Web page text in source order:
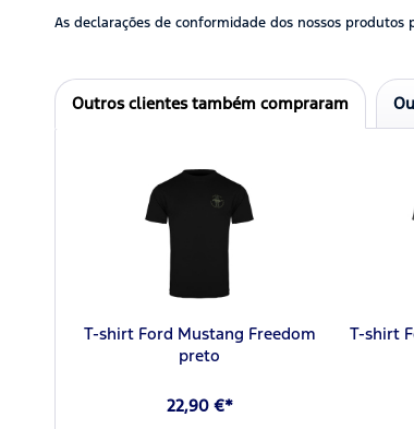
As declarações de conformidade dos nossos produtos
Outros clientes também compraram
T-shirt Ford Mustang Freedom
preto
22,90 €*
T-shirt